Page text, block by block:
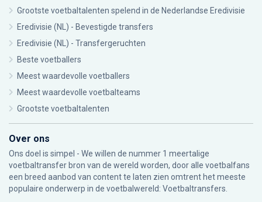
Grootste voetbaltalenten spelend in de Nederlandse Eredivisie
Eredivisie (NL) - Bevestigde transfers
Eredivisie (NL) - Transfergeruchten
Beste voetballers
Meest waardevolle voetballers
Meest waardevolle voetbalteams
Grootste voetbaltalenten
Over ons
Ons doel is simpel - We willen de nummer 1 meertalige
voetbaltransfer bron van de wereld worden, door alle voetbalfans
een breed aanbod van content te laten zien omtrent het meeste
populaire onderwerp in de voetbalwereld: Voetbaltransfers.